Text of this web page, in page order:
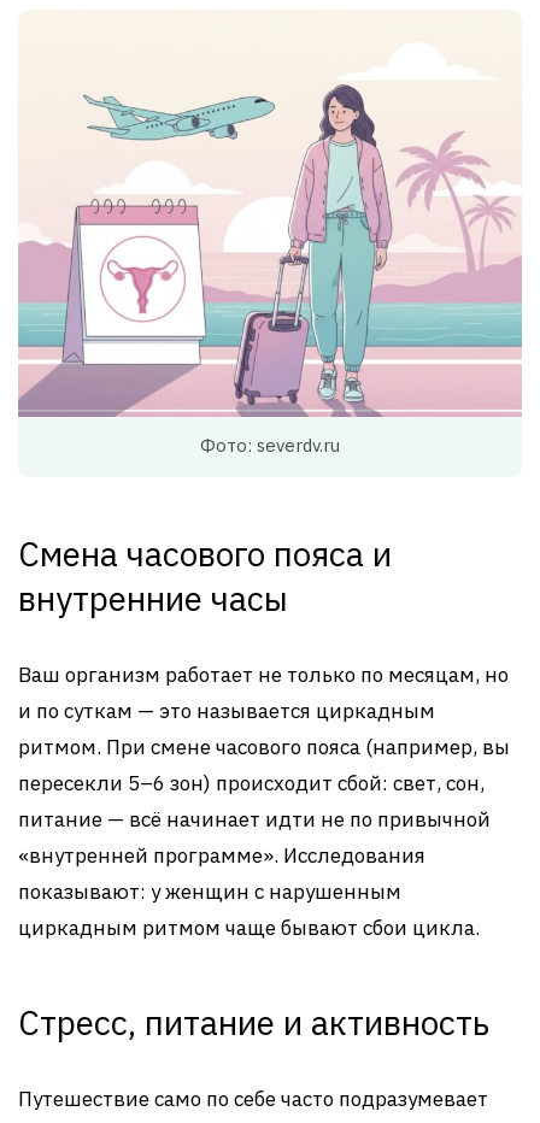
Фото: severdv.ru
Смена часового пояса и
внутренние часы
Ваш организм работает не только по месяцам, но
и по суткам — это называется циркадным
ритмом. При смене часового пояса (например, вы
пересекли 5–6 зон) происходит сбой: свет, сон,
питание — всё начинает идти не по привычной
«внутренней программе». Исследования
показывают: у женщин с нарушенным
циркадным ритмом чаще бывают сбои цикла.
Стресс, питание и активность
Путешествие само по себе часто подразумевает